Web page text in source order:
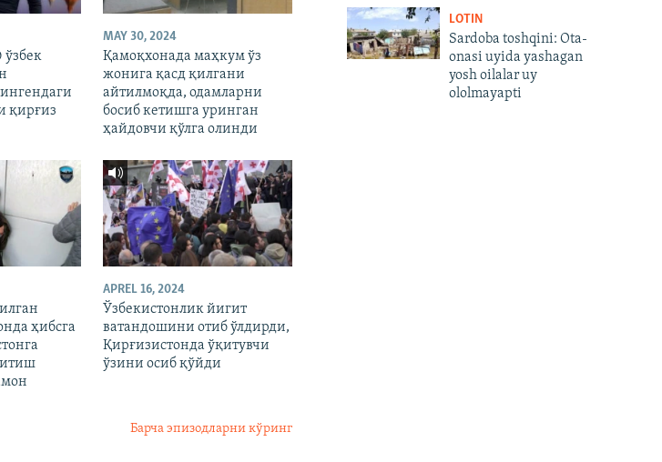
LOTIN
Sardoba toshqini: Ota-
onasi uyida yashagan
yosh oilalar uy
ololmayapti
ўзбек
қирғиз
MAY 30, 2024
Қамоқхонада маҳкум ўз
жонига қасд қилгани
айтилмоқда, одамларни
босиб кетишга уринган
ҳайдовчи қўлга олинди
ҳибсга
APREL 16, 2024
Ўзбекистонлик йигит
ватандошини отиб ўлдирди,
Қирғизистонда ўқитувчи
ўзини осиб қўйди
Барча эпизодларни кўринг